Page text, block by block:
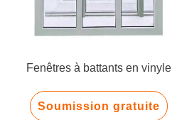
Fenêtres à battants en vinyle
Soumission gratuite